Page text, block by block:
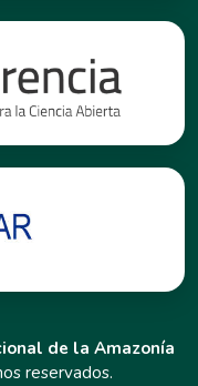
de la Amazonía
reservados.